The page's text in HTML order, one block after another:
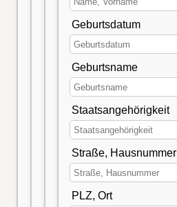
Geburtsdatum
Geburtsname
Staatsangehörigkeit
Straße, Hausnummer
PLZ, Ort